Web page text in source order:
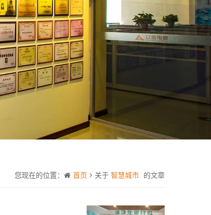
您现在的位置： 首页 关于 智慧城市 的文章